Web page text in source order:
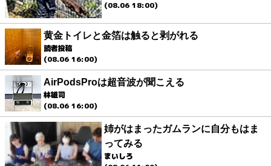
(08.06 18:00)
黄金トイレと金箔は触ると剥がれる
読者投稿
(08.06 16:00)
AirPodsProは超音波が聞こえる
林雄司
(08.06 16:00)
姉がはまったガムランに自分もはま
ってみる
まいしろ